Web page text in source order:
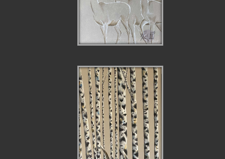
LE CERF ET SES
BICHES EN
TRANSPARENCE